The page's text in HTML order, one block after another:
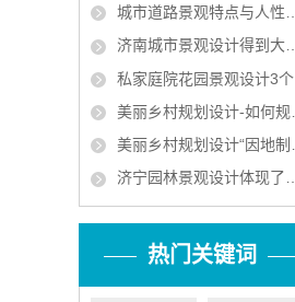
城市道路景观特点与人性化设计要遵循植被成片的特点
济南城市景观设计得到大力发展
私家庭院花园景观设计3个技巧
美丽乡村规划设计-如何规划好美丽乡村
美丽乡村规划设计“因地制宜”实现人与自然和谐
济宁园林景观设计体现了以人为本的原则
热门关键词